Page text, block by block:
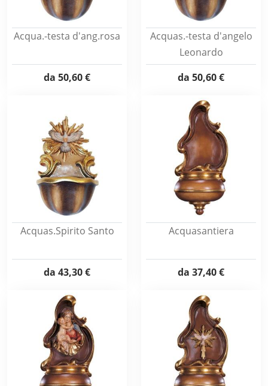
Acqua.-testa d'ang.rosa
da 50,60 €
Acquas.-testa d'angelo
Leonardo
da 50,60 €
Acquas.Spirito Santo
da 43,30 €
Acquasantiera
da 37,40 €